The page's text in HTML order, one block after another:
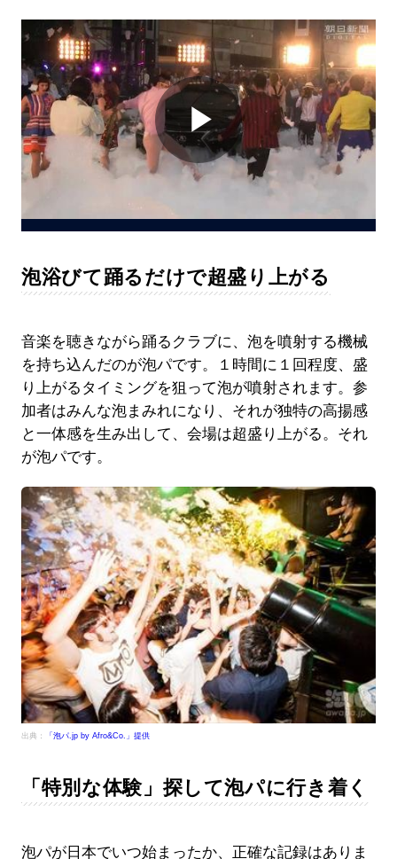
Play
泡浴びて踊るだけで超盛り上がる
音楽を聴きながら踊るクラブに、泡を噴射する機械
を持ち込んだのが泡パです。１時間に１回程度、盛
り上がるタイミングを狙って泡が噴射されます。参
加者はみんな泡まみれになり、それが独特の高揚感
と一体感を生み出して、会場は超盛り上がる。それ
が泡パです。
出典： 「泡パ.jp by Afro&Co.」提供
「特別な体験」探して泡パに行き着く
泡パが日本でいつ始まったか、正確な記録はありま